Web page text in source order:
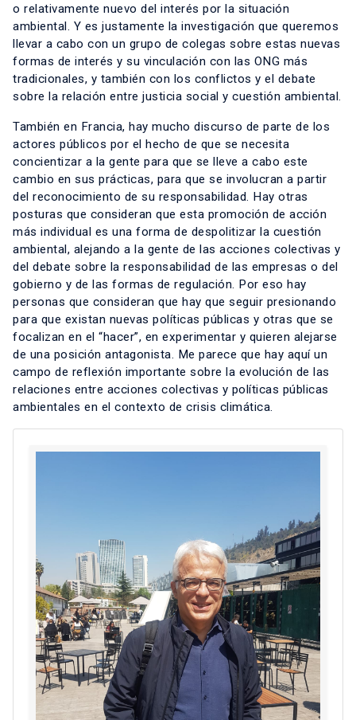
o relativamente nuevo del interés por la situación
ambiental. Y es justamente la investigación que queremos
llevar a cabo con un grupo de colegas sobre estas nuevas
formas de interés y su vinculación con las ONG más
tradicionales, y también con los conflictos y el debate
sobre la relación entre justicia social y cuestión ambiental.
También en Francia, hay mucho discurso de parte de los
actores públicos por el hecho de que se necesita
concientizar a la gente para que se lleve a cabo este
cambio en sus prácticas, para que se involucran a partir
del reconocimiento de su responsabilidad. Hay otras
posturas que consideran que esta promoción de acción
más individual es una forma de despolitizar la cuestión
ambiental, alejando a la gente de las acciones colectivas y
del debate sobre la responsabilidad de las empresas o del
gobierno y de las formas de regulación. Por eso hay
personas que consideran que hay que seguir presionando
para que existan nuevas políticas públicas y otras que se
focalizan en el “hacer”, en experimentar y quieren alejarse
de una posición antagonista. Me parece que hay aquí un
campo de reflexión importante sobre la evolución de las
relaciones entre acciones colectivas y políticas públicas
ambientales en el contexto de crisis climática.